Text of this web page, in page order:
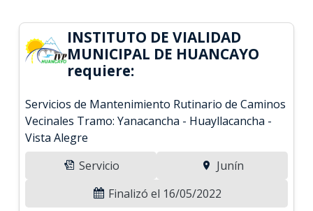
INSTITUTO DE VIALIDAD
MUNICIPAL DE HUANCAYO
requiere:
Servicios de Mantenimiento Rutinario de Caminos
Vecinales Tramo: Yanacancha - Huayllacancha -
Vista Alegre
Servicio
Junín
Finalizó el 16/05/2022